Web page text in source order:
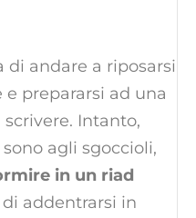
di andare a riposarsi
prepararsi ad una
Intanto,
agli sgoccioli,
in un riad
addentrarsi in